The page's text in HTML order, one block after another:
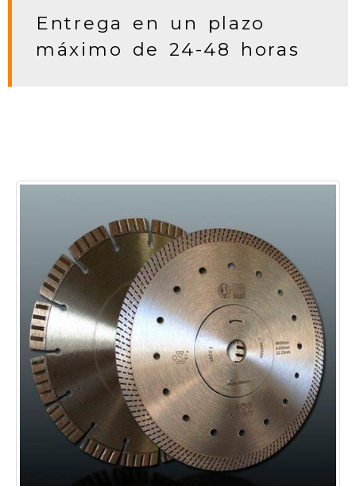
Entrega en un plazo
máximo de 24-48 horas